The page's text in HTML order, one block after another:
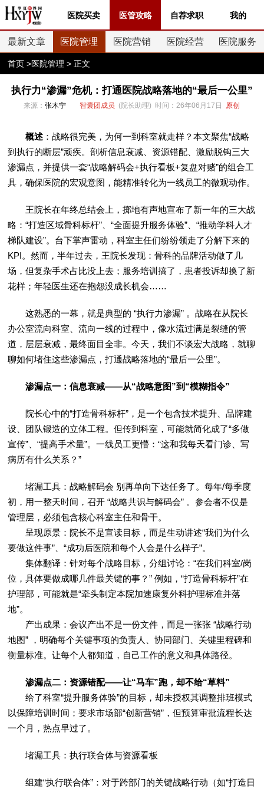
医院买卖 医管攻略 自荐求职 我的
最新文章 医院管理 医院营销 医院经营 医院服务
首页 >医院管理 > 正文
执行力“渗漏”危机：打通医院战略落地的“最后一公里”
来源：张木宁 智囊团成员 (院长助理) 时间：26年06月17日 原创
概述 ：战略很完美，为何一到科室就走样？本文聚焦“战略
到执行的断层”顽疾。剖析信息衰减、资源错配、激励脱钩三大
渗漏点，并提供一套“战略解码会+执行看板+复盘对赌”的组合工
具，确保医院的宏观意图，能精准转化为一线员工的微观动作。
王院长在年终总结会上，掷地有声地宣布了新一年的三大战
略：“打造区域骨科标杆”、“全面提升服务体验”、“推动学科人才
梯队建设”。台下掌声雷动，科室主任们纷纷领走了分解下来的
KPI。然而，半年过去，王院长发现：骨科的品牌活动做了几
场，但复杂手术占比没上去；服务培训搞了，患者投诉却换了新
花样；年轻医生还在抱怨没成长机会……
这熟悉的一幕，就是典型的 “执行力渗漏” 。战略在从院长
办公室流向科室、流向一线的过程中，像水流过满是裂缝的管
道，层层衰减，最终面目全非。今天，我们不谈宏大战略，就聊
聊如何堵住这些渗漏点，打通战略落地的“最后一公里”。
渗漏点一：信息衰减——从“战略意图”到“模糊指令”
院长心中的“打造骨科标杆”，是一个包含技术提升、品牌建
设、团队锻造的立体工程。但传到科室，可能就简化成了“多做
宣传”、“提高手术量”。一线员工更懵：“这和我每天看门诊、写
病历有什么关系？”
堵漏工具：战略解码会 别再单向下达任务了。每年/每季度
初，用一整天时间，召开 “战略共识与解码会” 。参会者不仅是
管理层，必须包含核心科室主任和骨干。
呈现原景：院长不是宣读目标，而是生动讲述“我们为什么
要做这件事”、“成功后医院和每个人会是什么样子”。
集体翻译：针对每个战略目标，分组讨论：“在我们科室/岗
位，具体要做成哪几件最关键的事？” 例如，“打造骨科标杆”在
护理部，可能就是“牵头制定本院加速康复外科护理标准并落
地”。
产出成果：会议产出不是一份文件，而是一张张 “战略行动
地图” ，明确每个关键事项的负责人、协同部门、关键里程碑和
衡量标准。让每个人都知道，自己工作的意义和具体路径。
渗漏点二：资源错配——让“马车”跑，却不给“草料”
给了科室“提升服务体验”的目标，却未授权其调整排班模式
以保障培训时间；要求市场部“创新营销”，但预算审批流程长达
一个月，热点早过了。
堵漏工具：执行联合体与资源看板
组建“执行联合体”：对于跨部门的关键战略行动（如“打造日